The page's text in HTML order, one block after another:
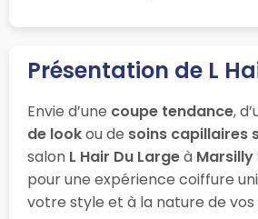
Présentation de L
Envie d’une coupe tendance,
de lookou de soins capillaires
salon L Hair Du Largeà Marsilly
pour une expérience coiffure
votre style et à la nature de vos